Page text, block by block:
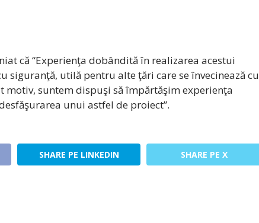
că “Experienţa dobândită în realizarea acestui
siguranţă, utilă pentru alte ţări care se învecinează cu
motiv, suntem dispuşi să împărtăşim experienţa
unui astfel de proiect”.
SHARE PE LINKEDIN SHARE PE X